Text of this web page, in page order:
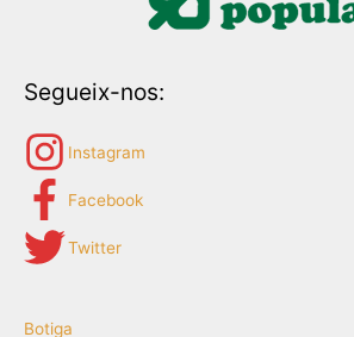
Segueix-nos:
Instagram
Facebook
Twitter
Botiga